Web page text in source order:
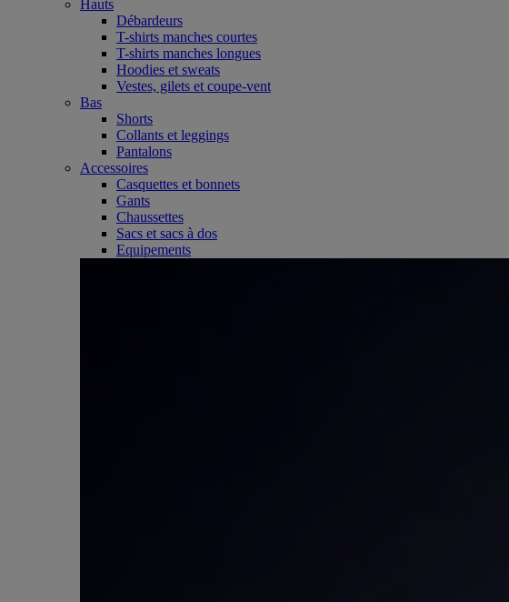
Hauts
Débardeurs
T-shirts manches courtes
T-shirts manches longues
Hoodies et sweats
Vestes, gilets et coupe-vent
Bas
Shorts
Collants et leggings
Pantalons
Accessoires
Casquettes et bonnets
Gants
Chaussettes
Sacs et sacs à dos
Equipements